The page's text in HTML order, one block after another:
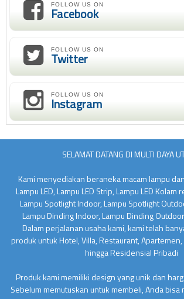
FOLLOW US ON
Facebook
FOLLOW US ON
Twitter
FOLLOW US ON
Instagram
SELAMAT DATANG DI MULTI DAYA
Kami menyediakan beraneka macam lampu
Lampu LED, Lampu LED Strip, Lampu LED Kolam
Lampu Spotlight Indoor, Lampu Spotlight
Lampu Dinding Indoor, Lampu Dinding
Dalam perjalanan usaha kami, kami telah
produk untuk Hotel, Villa, Restaurant,
hingga Residensial Pribadi
Produk kami memiliki design yang unik dan
Sebelum memutuskan untuk membeli, Anda bisa